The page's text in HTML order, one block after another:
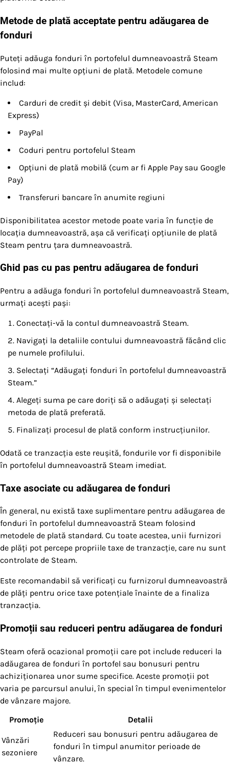
Metode de plată acceptate pentru adăugarea de
fonduri
Puteți adăuga fonduri în portofelul dumneavoastră Steam
folosind mai multe opțiuni de plată. Metodele comune
includ:
Carduri de credit și debit (Visa, MasterCard, American
Express)
PayPal
Coduri pentru portofelul Steam
Opțiuni de plată mobilă (cum ar fi Apple Pay sau Google
Pay)
Transferuri bancare în anumite regiuni
Disponibilitatea acestor metode poate varia în funcție de
locația dumneavoastră, așa că verificați opțiunile de plată
Steam pentru țara dumneavoastră.
Ghid pas cu pas pentru adăugarea de fonduri
Pentru a adăuga fonduri în portofelul dumneavoastră Steam,
urmați acești pași:
Conectați-vă la contul dumneavoastră Steam.
Navigați la detaliile contului dumneavoastră făcând clic
pe numele profilului.
Selectați “Adăugați fonduri în portofelul dumneavoastră
Steam.”
Alegeți suma pe care doriți să o adăugați și selectați
metoda de plată preferată.
Finalizați procesul de plată conform instrucțiunilor.
Odată ce tranzacția este reușită, fondurile vor fi disponibile
în portofelul dumneavoastră Steam imediat.
Taxe asociate cu adăugarea de fonduri
În general, nu există taxe suplimentare pentru adăugarea de
fonduri în portofelul dumneavoastră Steam folosind
metodele de plată standard. Cu toate acestea, unii furnizori
de plăți pot percepe propriile taxe de tranzacție, care nu sunt
controlate de Steam.
Este recomandabil să verificați cu furnizorul dumneavoastră
de plăți pentru orice taxe potențiale înainte de a finaliza
tranzacția.
Promoții sau reduceri pentru adăugarea de fonduri
Steam oferă ocazional promoții care pot include reduceri la
adăugarea de fonduri în portofel sau bonusuri pentru
achiziționarea unor sume specifice. Aceste promoții pot
varia pe parcursul anului, în special în timpul evenimentelor
de vânzare majore.
Promoție
Detalii
Vânzări
sezoniere
Reduceri sau bonusuri pentru adăugarea de
fonduri în timpul anumitor perioade de
vânzare.